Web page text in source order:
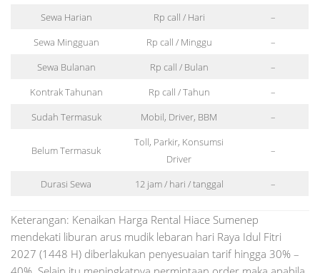
Sewa Harian
Rp call / Hari
–
Sewa Mingguan
Rp call / Minggu
–
Sewa Bulanan
Rp call / Bulan
–
Kontrak Tahunan
Rp call / Tahun
–
Sudah Termasuk
Mobil, Driver, BBM –
Belum Termasuk
Toll, Parkir, Konsumsi
Driver
–
Durasi Sewa 12 jam / hari / tanggal –
Keterangan: Kenaikan Harga Rental Hiace Sumenep
mendekati liburan arus mudik lebaran hari Raya Idul Fitri
2027 (1448 H) diberlakukan penyesuaian tarif hingga 30% –